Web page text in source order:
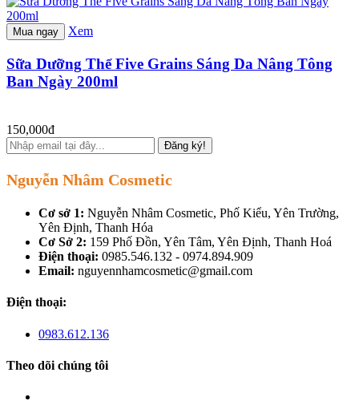
Mua ngay Xem
Sữa Dưỡng Thể Five Grains Sáng Da Nâng Tông
Ban Ngày 200ml
150,000đ
Đăng ký!
Nguyễn Nhâm Cosmetic
Cơ sở 1: Nguyễn Nhâm Cosmetic, Phố Kiểu, Yên Trường,
Yên Định, Thanh Hóa
Cơ Sở 2: 159 Phố Đồn, Yên Tâm, Yên Định, Thanh Hoá
Điện thoại: 0985.546.132 - 0974.894.909
Email: nguyennhamcosmetic@gmail.com
Điện thoại:
0983.612.136
Theo dõi chúng tôi